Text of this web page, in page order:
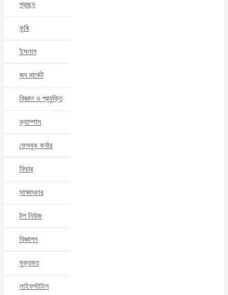
প্রচ্ছদ
কৃষি
ইসলাম
জব মার্কেট
বিজ্ঞান ও প্রযুক্তি
ক্যাম্পাস
ফেসবুক কর্নার
ফিচার
সাক্ষাৎকার
টপ নিউজ
বিজ্ঞাপন
মুক্তমত
লাইফস্টাইল